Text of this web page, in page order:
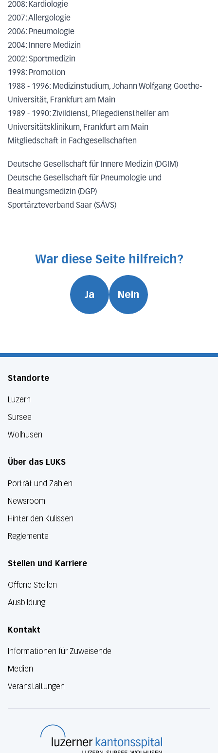
2008: Kardiologie
2007: Allergologie
2006: Pneumologie
2004: Innere Medizin
2002: Sportmedizin
1998: Promotion
1988 - 1996: Medizinstudium, Johann Wolfgang Goethe-
Universität, Frankfurt am Main
1989 - 1990: Zivildienst, Pflegediensthelfer am
Universitätsklinikum, Frankfurt am Main
Mitgliedschaft in Fachgesellschaften
Deutsche Gesellschaft für Innere Medizin (DGIM)
Deutsche Gesellschaft für Pneumologie und
Beatmungsmedizin (DGP)
Sportärzteverband Saar (SÄVS)
War diese Seite hilfreich?
Ja Nein
Standorte
Luzern
Sursee
Wolhusen
Über das LUKS
Porträt und Zahlen
Newsroom
Hinter den Kulissen
Reglemente
Stellen und Karriere
Offene Stellen
Ausbildung
Kontakt
Informationen für Zuweisende
Medien
Veranstaltungen